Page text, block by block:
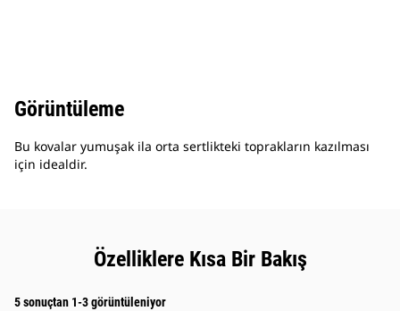
Görüntüleme
Bu kovalar yumuşak ila orta sertlikteki toprakların kazılması
için idealdir.
Özelliklere Kısa Bir Bakış
5 sonuçtan 1-3 görüntüleniyor